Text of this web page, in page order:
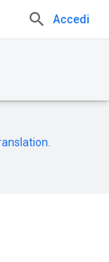
Accedi